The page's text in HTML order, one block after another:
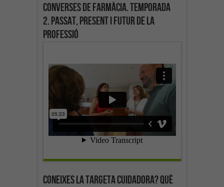
Converses de farmàcia. Temporada
2. Passat, present i futur de la
professió
Coneixes la targeta cuidadora? Què